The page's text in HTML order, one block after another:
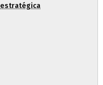
estratégica